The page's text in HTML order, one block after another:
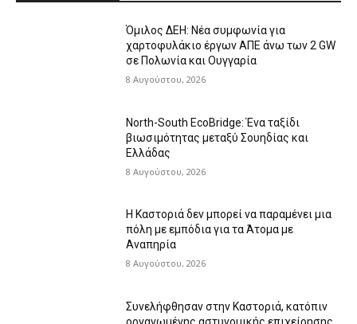
Όμιλος ΔΕΗ: Νέα συμφωνία για
χαρτοφυλάκιο έργων ΑΠΕ άνω των 2 GW
σε Πολωνία και Ουγγαρία
8 Αυγούστου, 2026
North-South EcoBridge: Ένα ταξίδι
βιωσιμότητας μεταξύ Σουηδίας και
Ελλάδας
8 Αυγούστου, 2026
Η Καστοριά δεν μπορεί να παραμένει μια
πόλη με εμπόδια για τα Άτομα με
Αναπηρία
8 Αυγούστου, 2026
Συνελήφθησαν στην Καστοριά, κατόπιν